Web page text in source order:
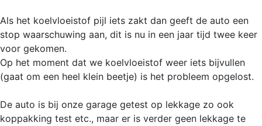
Als het koelvloeistof pijl iets zakt dan geeft de auto een
stop waarschuwing aan, dit is nu in een jaar tijd twee keer
voor gekomen.
Op het moment dat we koelvloeistof weer iets bijvullen
(gaat om een heel klein beetje) is het probleem opgelost.
De auto is bij onze garage getest op lekkage zo ook
koppakking test etc., maar er is verder geen lekkage te